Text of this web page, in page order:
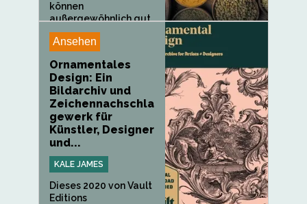
können
außergewöhnlich gut...
Ansehen
Ornamentales
Design: Ein
Bildarchiv und
Zeichennachschla
gewerk für
Künstler, Designer
und...
KALE JAMES
Dieses 2020 von Vault
Editions